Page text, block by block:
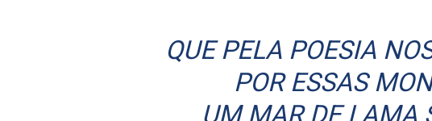
QUE PELA POESIA
POR ESSAS
UM MAR DE LAMA